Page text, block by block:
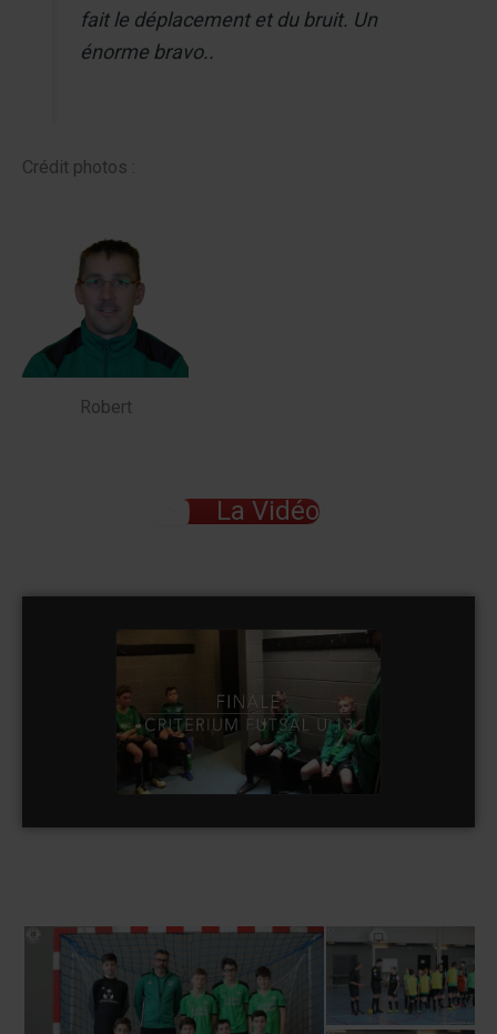
fait le déplacement et du bruit. Un
énorme bravo..
Crédit photos :
Robert
La Vidéo
watch video